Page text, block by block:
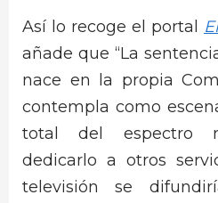
Así lo recoge el portal
añade que “La
nace en la propia
contempla como
total del espectro
dedicarlo a otros
televisión se